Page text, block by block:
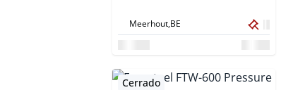
Meerhout, BE
Cerrado